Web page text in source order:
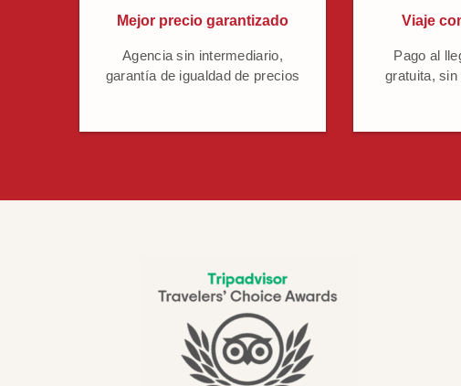
Mejor precio garantizado
Agencia sin intermediario,
garantía de igualdad de precios
Viaje
Pago al
gratuita,